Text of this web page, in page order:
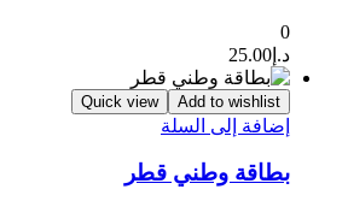
0
د.إ 25.00
Add to wishlist
Quick view
إضافة إلى السلة
بطاقة وطني قطر